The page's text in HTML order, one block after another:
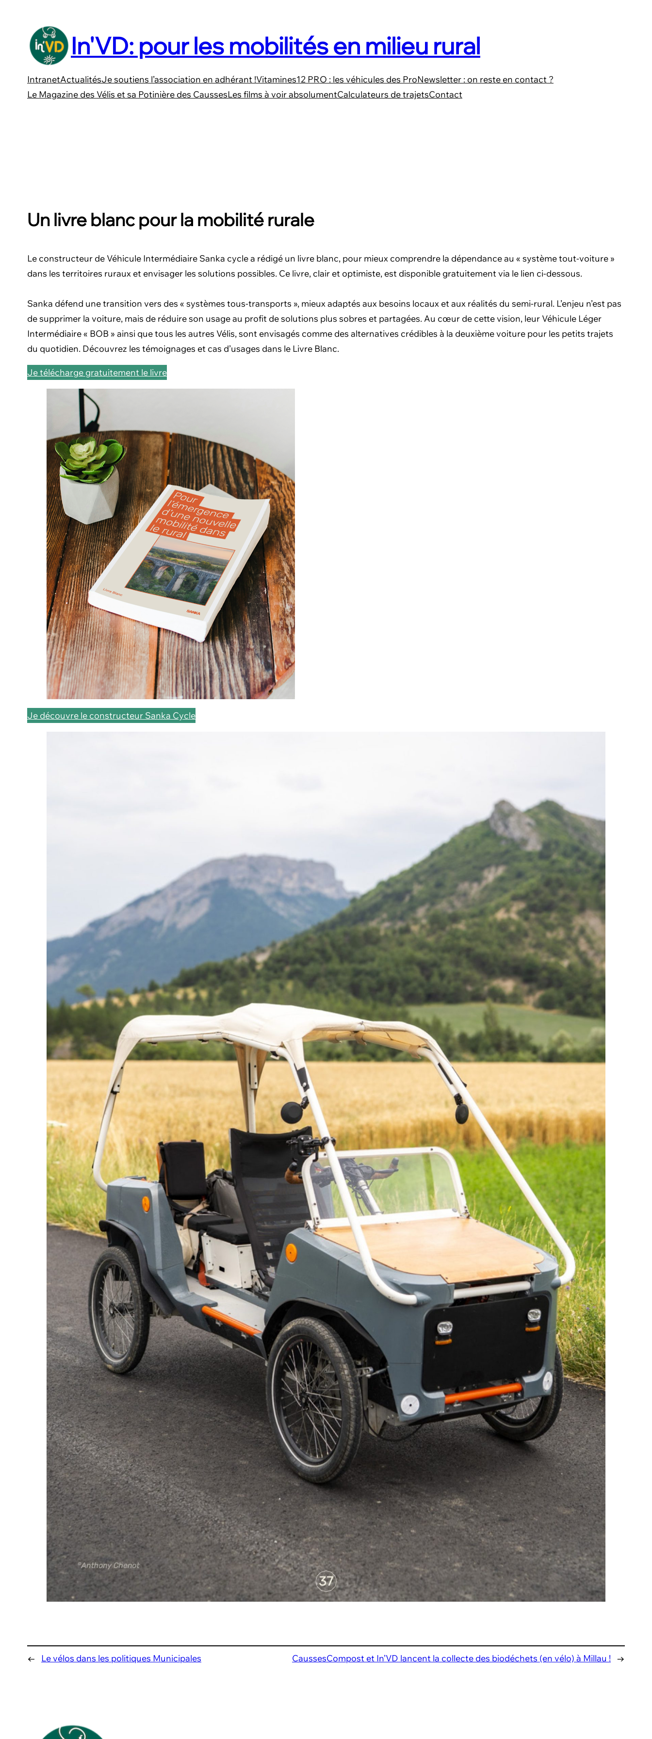
contenu
In'VD: pour les mobilités en milieu rural
IntranetActualitésJe soutiens l’association en adhérant !Vitamines12 PRO : les véhicules des ProNewsletter : on reste en contact ?
Le Magazine des Vélis et sa Potinière des CaussesLes films à voir absolumentCalculateurs de trajetsContact
Un livre blanc pour la mobilité rurale
Le constructeur de Véhicule Intermédiaire Sanka cycle a rédigé un livre blanc, pour mieux comprendre la dépendance au « système tout-voiture »
dans les territoires ruraux et envisager les solutions possibles. Ce livre, clair et optimiste, est disponible gratuitement via le lien ci-dessous.
Sanka défend une transition vers des « systèmes tous-transports », mieux adaptés aux besoins locaux et aux réalités du semi-rural. L’enjeu n’est pas
de supprimer la voiture, mais de réduire son usage au profit de solutions plus sobres et partagées. Au cœur de cette vision, leur Véhicule Léger
Intermédiaire « BOB » ainsi que tous les autres Vélis, sont envisagés comme des alternatives crédibles à la deuxième voiture pour les petits trajets
du quotidien. Découvrez les témoignages et cas d’usages dans le Livre Blanc.
Je télécharge gratuitement le livre
Je découvre le constructeur Sanka Cycle
← Le vélos dans les politiques Municipales CaussesCompost et In’VD lancent la collecte des biodéchets (en vélo) à Millau ! →